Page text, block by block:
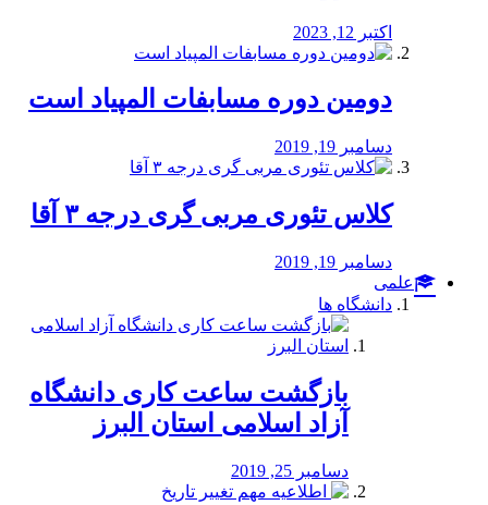
اکتبر 12, 2023
دومین دوره مسابفات المپیاد است
دسامبر 19, 2019
کلاس تئوری مربی گری درجه ۳ آقا
دسامبر 19, 2019
علمی
دانشگاه ها
بازگشت ساعت کاری دانشگاه
آزاد اسلامی استان البرز
دسامبر 25, 2019